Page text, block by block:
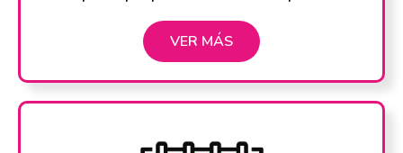
VER MÁS